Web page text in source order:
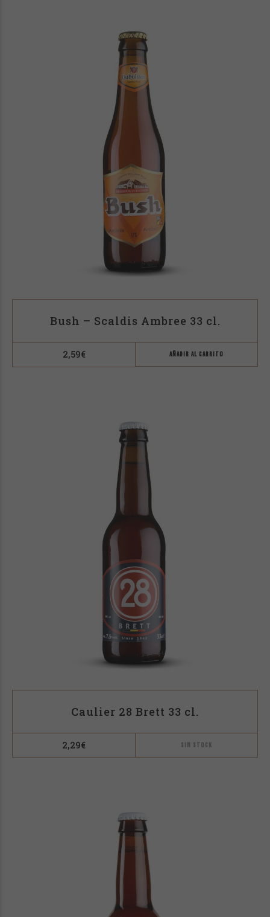
Bush – Scaldis Ambree 33 cl.
2,59€ AÑADIR AL CARRITO
Caulier 28 Brett 33 cl.
2,29€ SIN STOCK